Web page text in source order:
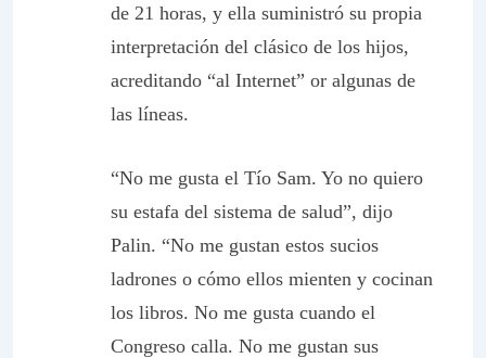
de 21 horas, y ella suministró su propia
interpretación del clásico de los hijos,
acreditando “al Internet” or algunas de
las líneas.
“No me gusta el Tío Sam. Yo no quiero
su estafa del sistema de salud”, dijo
Palin. “No me gustan estos sucios
ladrones o cómo ellos mienten y cocinan
los libros. No me gusta cuando el
Congreso calla. No me gustan sus